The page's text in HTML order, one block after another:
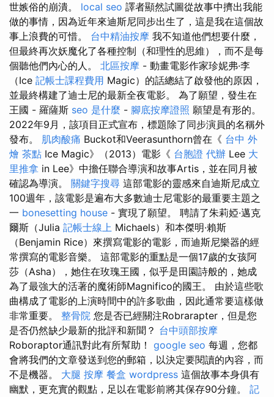
世嫉俗的崩潰。 local seo 譯者顯然試圖從故事中擠出我能
做的事情，因為近年來迪斯尼同步出生了，這是我在這個故
事上浪費的可惜。 台中精油按摩 我不知道他們想要什麼，
但最終再次妖魔化了各種控制（和理性的思維），而不是每
個聽他們內心的人。 北區按摩 - 動畫電影作家珍妮弗·李
（Ice 記帳士課程費用 Magic）的話總結了啟發他的原因，
並最終構建了迪士尼的最新全夜電影。 為了願望，發生在
王國 - 羅薩斯 seo 是什麼 - 腳底按摩證照 願望是有形的。
2022年9月，該項目正式宣布，標題除了同步演員的名稱外
發布。 肌肉酸痛 Buckot和Veerasunthorn曾在《 台中 外
燴 茶點 Ice Magic》（2013）電影《 台胞證 代辦 Lee 大
里推拿 in Lee》中擔任聯合導演和故事Artis，並在同月被
確認為導演。 關鍵字搜尋 這部電影的靈感來自迪斯尼成立
100週年，該電影是遍布大多數迪士尼電影的最重要主題之
一 bonesetting house - 實現了願望。 聘請了朱莉婭·邁克
爾斯（Julia 記帳士線上 Michaels）和本傑明·賴斯
（Benjamin Rice）來撰寫電影的電影，而迪斯尼樂器的經
常撰寫的電影音樂。 這部電影的重點是一個17歲的女孩阿
莎（Asha），她住在玫瑰王國，似乎是田園詩般的，她成
為了最強大的活著的魔術師Magnifico的國王。 由於這些歌
曲構成了電影的上演時間中的許多歌曲，因此通常要這樣做
非常重要。 整骨院 您是否已經關注Robrarapter，但是您
是否仍然缺少最新的批評和新聞？ 台中頭部按摩
Roboraptor通訊對此有所幫助！ google seo 每週，您都
會將我們的文章發送到您的郵箱，以決定要閱讀的內容，而
不是機器。 大腿 按摩 餐盒 wordpress 這個故事本身俱有
幽默，更充實的觀點，足以在電影前將其保存90分鐘。 記